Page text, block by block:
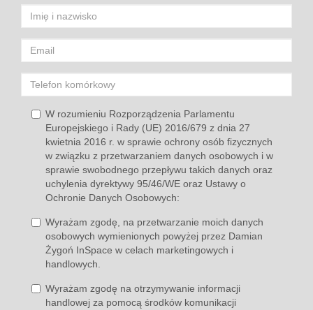
W rozumieniu Rozporządzenia Parlamentu
Europejskiego i Rady (UE) 2016/679 z dnia 27
kwietnia 2016 r. w sprawie ochrony osób fizycznych
w związku z przetwarzaniem danych osobowych i w
sprawie swobodnego przepływu takich danych oraz
uchylenia dyrektywy 95/46/WE oraz Ustawy o
Ochronie Danych Osobowych:
Wyrażam zgodę, na przetwarzanie moich danych
osobowych wymienionych powyżej przez Damian
Żygoń InSpace w celach marketingowych i
handlowych.
Wyrażam zgodę na otrzymywanie informacji
handlowej za pomocą środków komunikacji